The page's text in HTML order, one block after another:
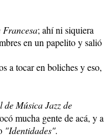
; ahí ni siquiera
en un papelito y salió
a tocar en boliches y eso,
de Música Jazz de
mucha gente de acá, y a
"Identidades".